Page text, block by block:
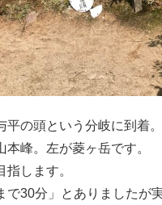
平の頭という分岐に到着。
峰。左が菱ヶ岳です。
します。
で30分」とありましたが